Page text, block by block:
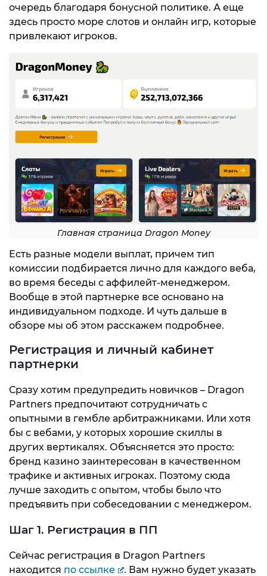
очередь благодаря бонусной политике. А еще
здесь просто море слотов и онлайн игр, которые
привлекают игроков.
Главная страница Dragon Money
Есть разные модели выплат, причем тип
комиссии подбирается лично для каждого веба,
во время беседы с аффилейт-менеджером.
Вообще в этой партнерке все основано на
индивидуальном подходе. И чуть дальше в
обзоре мы об этом расскажем подробнее.
Регистрация и личный кабинет
партнерки
Сразу хотим предупредить новичков – Dragon
Partners предпочитают сотрудничать с
опытными в гембле арбитражниками. Или хотя
бы с вебами, у которых хорошие скиллы в
других вертикалях. Объясняется это просто:
бренд казино заинтересован в качественном
трафике и активных игроках. Поэтому сюда
лучше заходить с опытом, чтобы было что
предъявить при собеседовании с менеджером.
Шаг 1. Регистрация в ПП
Сейчас регистрация в Dragon Partners
находится по ссылке
. Вам нужно будет указать